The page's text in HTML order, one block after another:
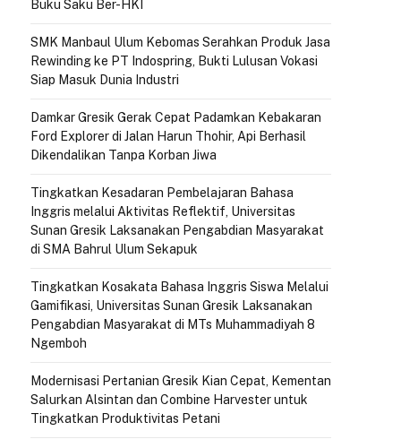
Buku Saku Ber-HKI
SMK Manbaul Ulum Kebomas Serahkan Produk Jasa
Rewinding ke PT Indospring, Bukti Lulusan Vokasi
Siap Masuk Dunia Industri
Damkar Gresik Gerak Cepat Padamkan Kebakaran
Ford Explorer di Jalan Harun Thohir, Api Berhasil
Dikendalikan Tanpa Korban Jiwa
Tingkatkan Kesadaran Pembelajaran Bahasa
Inggris melalui Aktivitas Reflektif, Universitas
Sunan Gresik Laksanakan Pengabdian Masyarakat
di SMA Bahrul Ulum Sekapuk
Tingkatkan Kosakata Bahasa Inggris Siswa Melalui
Gamifikasi, Universitas Sunan Gresik Laksanakan
Pengabdian Masyarakat di MTs Muhammadiyah 8
Ngemboh
Modernisasi Pertanian Gresik Kian Cepat, Kementan
Salurkan Alsintan dan Combine Harvester untuk
Tingkatkan Produktivitas Petani